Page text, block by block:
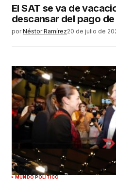
El SAT se va de
descansar del pago
por Néstor Ramírez20 de julio de
MUNDO POLÍTICO